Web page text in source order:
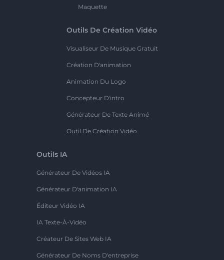
Maquette
Outils De Création Vidéo
Visualiseur De Musique Gratuit
Création D'animation
Animation Du Logo
Concepteur D'intro
Générateur De Texte Animé
Outil De Création Vidéo
Outils IA
Générateur De Vidéos IA
Générateur D'animation IA
Éditeur Vidéo IA
IA Texte-À-Vidéo
Créateur De Sites Web IA
Générateur De Noms D'entreprise